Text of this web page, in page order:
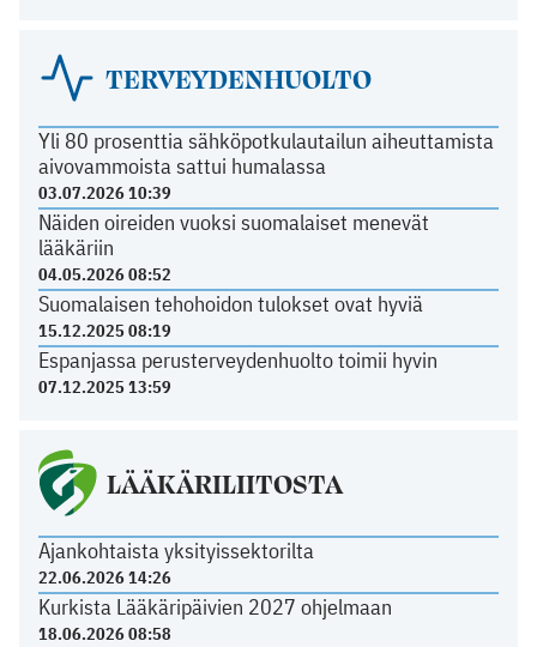
TERVEYDENHUOLTO
Yli 80 prosenttia sähköpotkulautailun aiheuttamista
aivovammoista sattui humalassa
03.07.2026 10:39
Näiden oireiden vuoksi suomalaiset menevät
lääkäriin
04.05.2026 08:52
Suomalaisen tehohoidon tulokset ovat hyviä
15.12.2025 08:19
Espanjassa perusterveydenhuolto toimii hyvin
07.12.2025 13:59
LÄÄKÄRILIITOSTA
Ajankohtaista yksityissektorilta
22.06.2026 14:26
Kurkista Lääkäripäivien 2027 ohjelmaan
18.06.2026 08:58